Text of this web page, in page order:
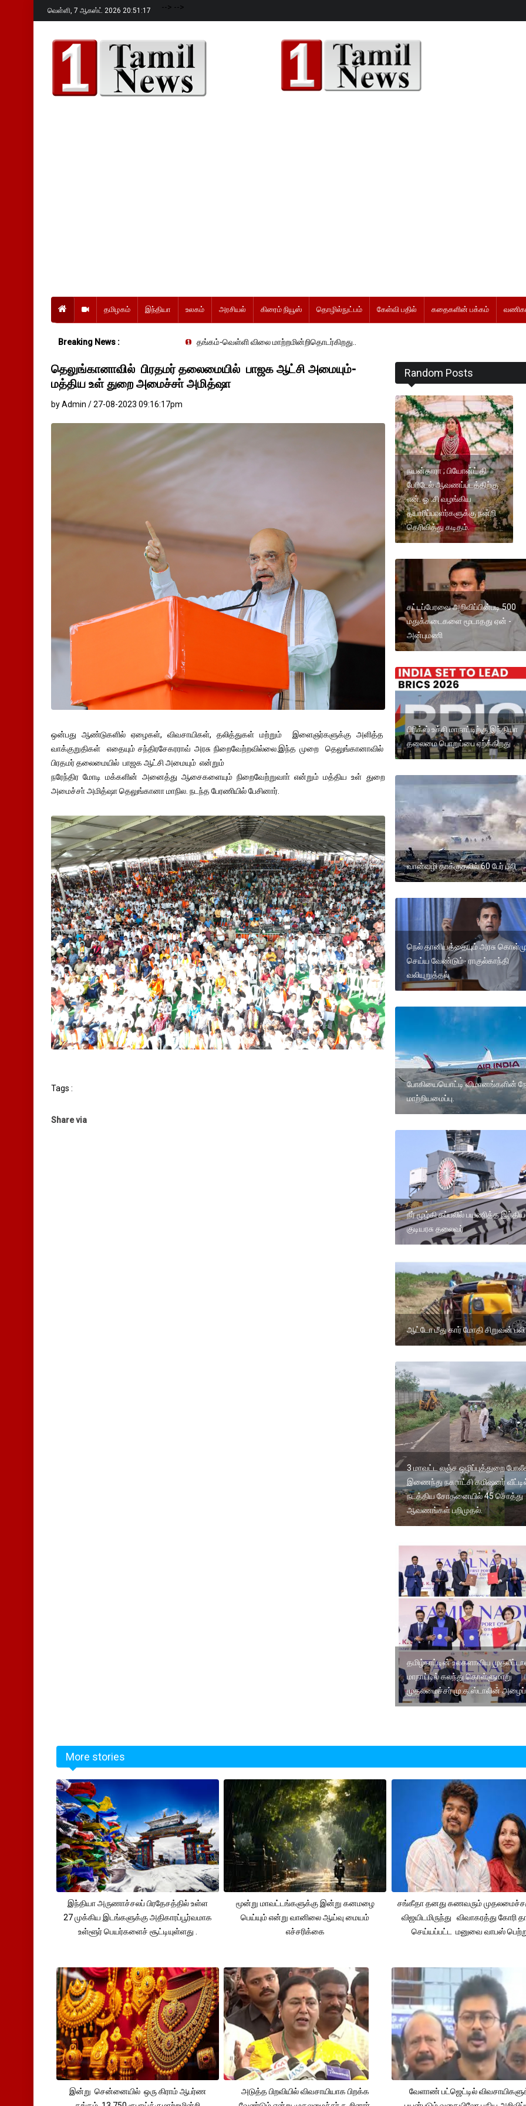
வெள்ளி, 7 ஆகஸ்ட் 2026 20:51:19 --> -->
தமிழகம் இந்தியா உலகம் அரசியல் கிரைம் நியூஸ் தொழில்நுட்பம் கேள்வி பதில் கதைகளின் பக்கம்
Breaking News : தங்கம்-வெள்ளி விலை மாற்றமின்றிதொடர்கிறது..
தெலுங்கானாவில் பிரதமர் தலைமையில் பாஜக ஆட்சி அமையும்-
மத்திய உள் துறை அமைச்சா் அமித்ஷா
by Admin / 27-08-2023 09:16:17pm
ஒன்பது ஆண்டுகளில் ஏழைகள், விவசாயிகள், தலித்துகள் மற்றும் இளைஞர்களுக்கு அளித்த
வாக்குறுதிகள் எதையும் சந்திரசேகரராவ் அரசு நிறைவேற்றவில்லை.இந்த முறை தெலுங்கானாவில்
பிரதமர் தலைமையில் பாஜக ஆட்சி அமையும் என்றும்
நரேந்திர மோடி மக்களின் அனைத்து ஆசைகளையும் நிறைவேற்றுவாா் என்றும் மத்திய உள் துறை
அமைச்சா் அமித்ஷா தெலுங்கானா மாநில. நடந்த பேரணியில் பேசினார்.
Tags :
Share via
Random Posts
நயன்தாரா ; பியோன்ட் தி
பேரிடேல் ஆவணப்படத்திற்கு
என். ஓ .சி வழங்கிய
தயாரிப்பாளர்களுக்கு நன்றி
தெரிவித்து கடிதம்.
சட்டப்பேரவை அறிவிப்பின்படி 500
மதுக்கடைகளை மூடாதது ஏன் -
அன்புமணி
பிரிக்ஸ் உச்சி மாநாட்டிற்கு இந்தியா
தலைமை பொறுப்பை ஏற்க்கிறது
வான்வழி தாக்குதலில் 60 பேர் பலி
நெல் தானியத்தையும் அரசு
செய்ய வேண்டும்- ராகுல்காந்தி
வலியுறுத்தல்
போகியையொட்டி விமானங்களின்
மாற்றியமைப்பு.
நீர் மூழ்கி கப்பலில் பயணித்த இந்திய
குடியரசு தலைவர்
ஆட்டோ மீது கார் மோதி சிறுவன் பலி
3 மாவட்ட லஞ்ச ஒழிப்புத்துறை
இணைந்து நகராட்சி கமிஷனர்
நடத்திய சோதனையில் 45 சொத்து
ஆவணங்கள் பறிமுதல்.
தமிழ்நாட்டின் உலகளாவிய
மாநாட்டில் கலந்து கொள்ளுமாறு
முதலமைச்சர் மு.க.ஸ்டாலின்
More stories
இந்தியா அருணாச்சலப் பிரதேசத்தில் உள்ள
27 முக்கிய இடங்களுக்கு அதிகாரப்பூர்வமாக
உள்ளூர் பெயர்களைச் சூட்டியுள்ளது .
மூன்று மாவட்டங்களுக்கு இன்று கனமழை
பெய்யும் என்று வானிலை ஆய்வு மையம்
எச்சரிக்கை
சங்கீதா தனது கணவரும்
விஜயிடமிருந்து விவாகரத்து கோரி
செய்யப்பட்ட மனுவை வாபஸ்
இன்று சென்னையில் ஒரு கிராம் ஆபர்ண
அடுத்த பிறவியில் விவசாயியாக பிறக்க
வேளாண் பட்ஜெட்டில்